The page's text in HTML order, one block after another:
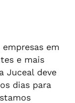
em
e mais
Juceal deve
dias para